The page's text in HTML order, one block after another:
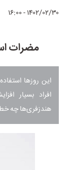
۱۴۰۲/۰۲/۳۰ - ۱۶:۰۰
مضرات
این روزها
افراد بسیار
هندزفری‌ها چه